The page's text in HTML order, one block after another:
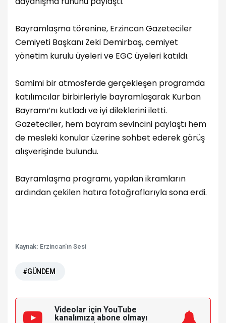
Bayramlaşma törenine, Erzincan Gazeteciler
Cemiyeti Başkanı Zeki Demirbaş, cemiyet
yönetim kurulu üyeleri ve EGC üyeleri katıldı.
Samimi bir atmosferde gerçekleşen programda
katılımcılar birbirleriyle bayramlaşarak Kurban
Bayramı’nı kutladı ve iyi dileklerini iletti.
Gazeteciler, hem bayram sevincini paylaştı hem
de mesleki konular üzerine sohbet ederek görüş
alışverişinde bulundu.
Bayramlaşma programı, yapılan ikramların
ardından çekilen hatıra fotoğraflarıyla sona erdi.
Kaynak: Erzincan'ın Sesi
#GÜNDEM
Videolar için YouTube
kanalımıza abone olmayı